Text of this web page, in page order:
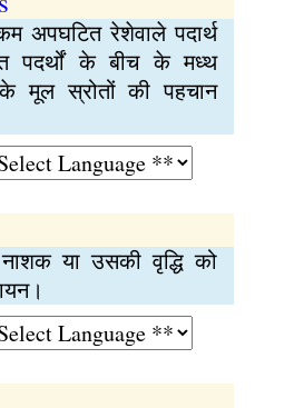
अपघटित रेशेवाले पदार्थ
पदर्थों के बीच के मध्थ
मूल स्रोतों की पहचान
या उसकी वृद्धि को